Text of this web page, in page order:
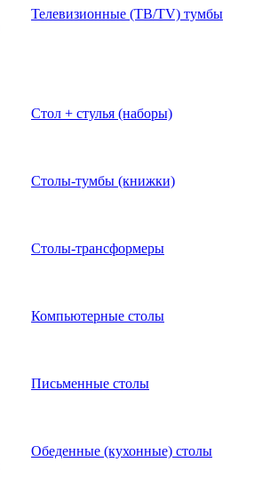
Телевизионные (ТВ/TV) тумбы
Стол + стулья (наборы)
Столы-тумбы (книжки)
Столы-трансформеры
Компьютерные столы
Письменные столы
Обеденные (кухонные) столы